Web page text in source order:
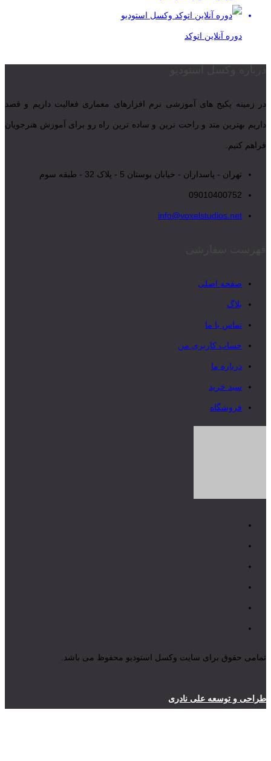
دوره آنلاین اتوکد
در زمینه پکیج های آموزشی نرم افزارهای معماری فعالیت داریم و قصد
داریم بهترین متد و راحت ترین و ساده ترین راه رو برای آموزش هنرجویان
فراهم کنیم.
تهران - پاسداران - خیابان بوستان 5 - پلاک 32 - طبقه سوم
09010400752
info@voxelstudios.net
صفحه اصلی
بلاگ
تماس با ما
حساب کاربری من
درباره ما
سبد خرید
فروشگاه
تمامی حقوق برای سایت وکسل استودیو محفوظ می باشد.
طراحی و توسعه علی نادری